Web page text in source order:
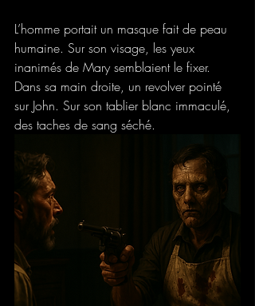
L’homme portait un masque fait de peau
humaine. Sur son visage, les yeux
inanimés de Mary semblaient le fixer.
Dans sa main droite, un revolver pointé
sur John. Sur son tablier blanc immaculé,
des taches de sang séché.